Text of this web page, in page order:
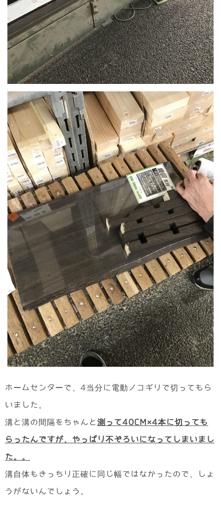
ホームセンターで、4当分に電動ノコギリで切ってもら
いました。
溝と溝の間隔をちゃんと 測って40CM×4本に切っても
らったんですが、やっぱり不ぞろいになってしまいまし
た。。
溝自体もきっちり正確に同じ幅ではなかったので、しょ
うがないんでしょう。